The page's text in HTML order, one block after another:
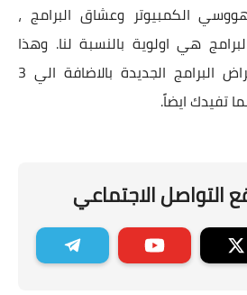
الكمبيوتر وعشاق البرامج ،
هي اولوية بالنسبة لنا. وهذا
الاسبوع سنقوم باستعراض البرامج الجديدة بالاضافة الي 3
تفيدك ايضاً.
التواصل الاجتماعي